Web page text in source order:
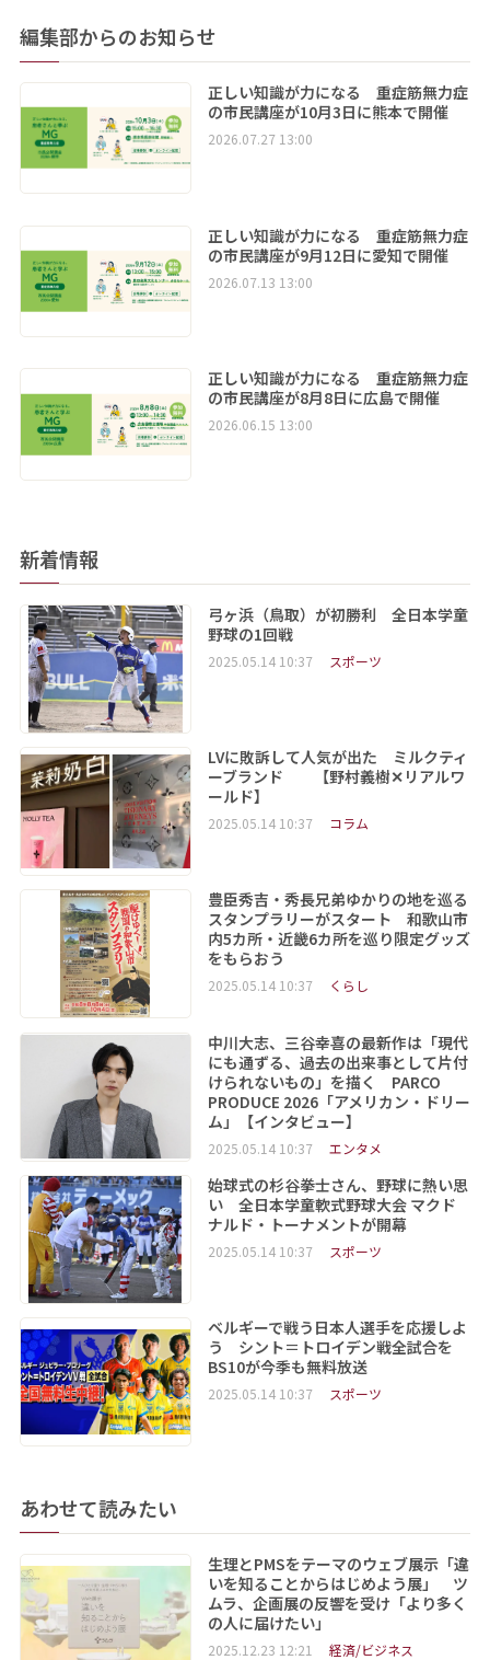
編集部からのお知らせ
正しい知識が力になる 重症筋無力症
の市民講座が10月3日に熊本で開催
2026.07.27 13:00
正しい知識が力になる 重症筋無力症
の市民講座が9月12日に愛知で開催
2026.07.13 13:00
正しい知識が力になる 重症筋無力症
の市民講座が8月8日に広島で開催
2026.06.15 13:00
新着情報
弓ヶ浜（鳥取）が初勝利 全日本学童
野球の1回戦
2025.05.14 10:37 スポーツ
LVに敗訴して人気が出た ミルクティ
ーブランド 【野村義樹✕リアルワ
ールド】
2025.05.14 10:37 コラム
豊臣秀吉・秀長兄弟ゆかりの地を巡る
スタンプラリーがスタート 和歌山市
内5カ所・近畿6カ所を巡り限定グッズ
をもらおう
2025.05.14 10:37 くらし
中川大志、三谷幸喜の最新作は「現代
にも通ずる、過去の出来事として片付
けられないもの」を描く PARCO
PRODUCE 2026「アメリカン・ドリー
ム」【インタビュー】
2025.05.14 10:37 エンタメ
始球式の杉谷拳士さん、野球に熱い思
い 全日本学童軟式野球大会 マクド
ナルド・トーナメントが開幕
2025.05.14 10:37 スポーツ
ベルギーで戦う日本人選手を応援しよ
う シント＝トロイデン戦全試合を
BS10が今季も無料放送
2025.05.14 10:37 スポーツ
あわせて読みたい
生理とPMSをテーマのウェブ展示「違
いを知ることからはじめよう展」 ツ
ムラ、企画展の反響を受け「より多く
の人に届けたい」
2025.12.23 12:21 経済/ビジネス